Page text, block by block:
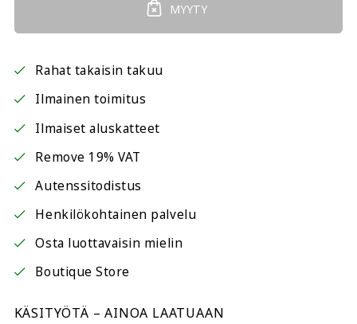
MYYTY
Rahat takaisin takuu
Ilmainen toimitus
Ilmaiset aluskatteet
Remove 19% VAT
Autenssitodistus
Henkilökohtainen palvelu
Osta luottavaisin mielin
Boutique Store
KÄSITYÖTÄ – AINOA LAATUAAN